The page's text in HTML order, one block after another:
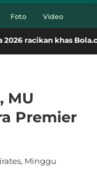
Foto Video
khas Bola.com. Klik
MU
Premier
Minggu